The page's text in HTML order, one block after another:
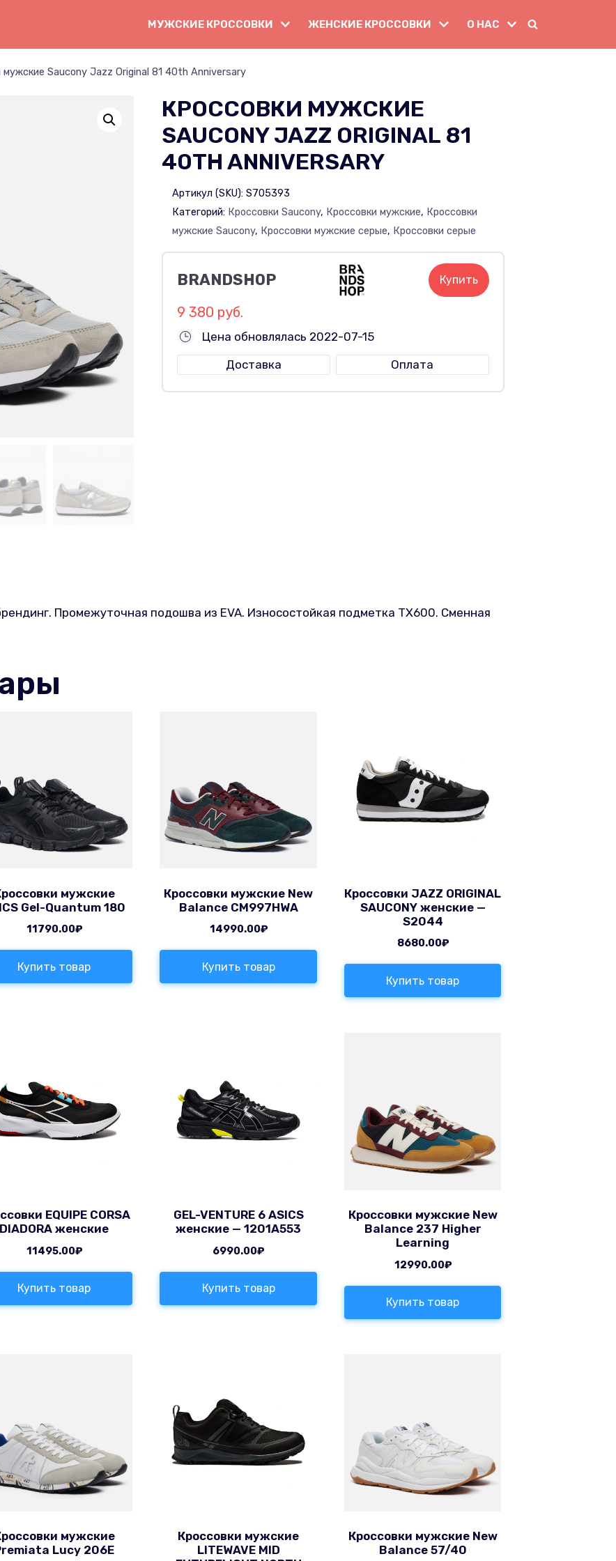
МУЖСКИЕ КРОССОВКИ ЖЕНСКИЕ КРОССОВКИ О НАС
мужские Saucony Jazz Original 81 40th Anniversary
КРОССОВКИ МУЖСКИЕ
SAUCONY JAZZ ORIGINAL 81
40TH ANNIVERSARY
Артикул (SKU):S705393
Категорий: Кроссовки Saucony, Кроссовки мужские, Кроссовки
мужские Saucony, Кроссовки мужские серые, Кроссовки серые
BRANDSHOP Купить
9 380 руб.
Цена обновлялась 2022-07-15
Доставка
Оплата
Промежуточная подошва из EVA. Износостойкая подметка TX600. Сменная
мужские
Gel-Quantum 180
11790.00₽
Купить товар
Кроссовки мужские New
Balance CM997HWA
14990.00₽
Купить товар
Кроссовки JAZZ ORIGINAL
SAUCONY женские —
S2044
8680.00₽
Купить товар
EQUIPE CORSA
DIADORA женские
11495.00₽
Купить товар
GEL-VENTURE 6 ASICS
женские — 1201A553
6990.00₽
Купить товар
Кроссовки мужские New
Balance 237 Higher
Learning
12990.00₽
Купить товар
мужские
Lucy 206E
Кроссовки мужские
LITEWAVE MID
Кроссовки мужские New
Balance 57/40